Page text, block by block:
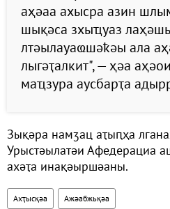
аҳәаа ахысра азин
шықәса зхыҵуаз
лтәылауаҩшәҟәы ала
лыгәҭалкит", — ҳәа
маҵзура аусбарҭа
Зықәра намӡац аҭыԥҳа
Урыстәылатәи Афедерациа
ахәҭа инақәыршәаны.
Ахҭысқәа Ажәабжьқәа